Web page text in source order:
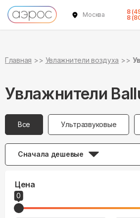
Москва
8
8
Главная Увлажнители воздуха
Увлажнители
Все Ультразвуковые
Сначала дешевые
Цена
0